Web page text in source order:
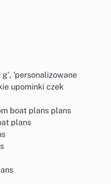
'personalizowane
upominki czek
boat plans plans
plans